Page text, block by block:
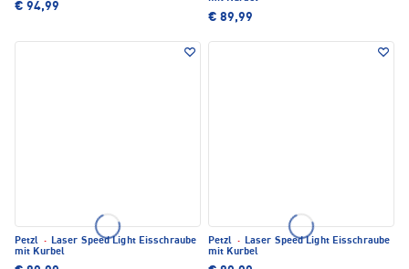
€ 94,99
€ 89,99
Petzl · Laser Speed Light Eisschraube
mit Kurbel
Petzl · Laser Speed Light Eisschraube
mit Kurbel